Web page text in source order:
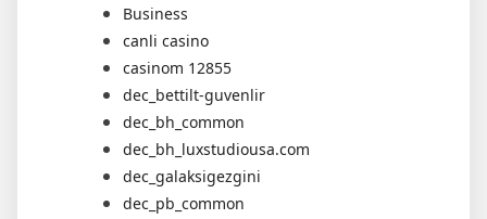
Business
canli casino
casinom 12855
dec_bettilt-guvenlir
dec_bh_common
dec_bh_luxstudiousa.com
dec_galaksigezgini
dec_pb_common